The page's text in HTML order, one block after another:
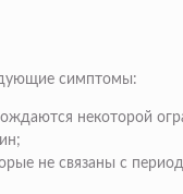
симптомы:
некоторой
не связаны с